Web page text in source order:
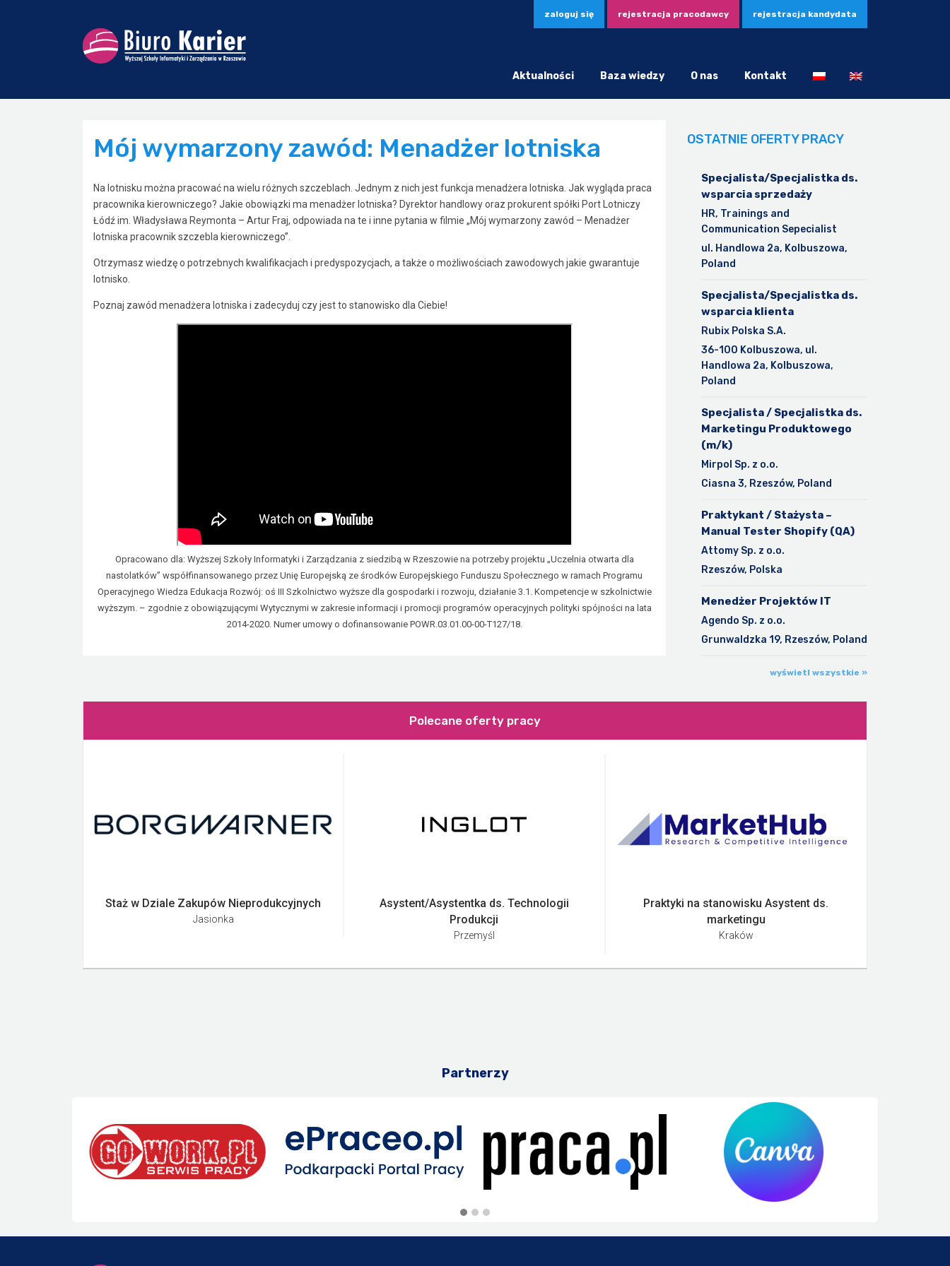
zaloguj się rejestracja pracodawcy rejestracja kandydata
Aktualności Baza wiedzy O nas Kontakt
Mój wymarzony zawód: Menadżer lotniska
Na lotnisku można pracować na wielu różnych szczeblach. Jednym z nich jest funkcja menadżera lotniska. Jak wygląda praca
pracownika kierowniczego? Jakie obowiązki ma menadżer lotniska? Dyrektor handlowy oraz prokurent spółki Port Lotniczy
Łódź im. Władysława Reymonta – Artur Fraj, odpowiada na te i inne pytania w filmie „Mój wymarzony zawód – Menadżer
lotniska pracownik szczebla kierowniczego”.
Otrzymasz wiedzę o potrzebnych kwalifikacjach i predyspozycjach, a także o możliwościach zawodowych jakie gwarantuje
lotnisko.
Poznaj zawód menadżera lotniska i zadecyduj czy jest to stanowisko dla Ciebie!
Opracowano dla: Wyższej Szkoły Informatyki i Zarządzania z siedzibą w Rzeszowie na potrzeby projektu „Uczelnia otwarta dla
nastolatków” współfinansowanego przez Unię Europejską ze środków Europejskiego Funduszu Społecznego w ramach Programu
Operacyjnego Wiedza Edukacja Rozwój: oś III Szkolnictwo wyższe dla gospodarki i rozwoju, działanie 3.1. Kompetencje w szkolnictwie
wyższym. – zgodnie z obowiązującymi Wytycznymi w zakresie informacji i promocji programów operacyjnych polityki spójności na lata
2014-2020. Numer umowy o dofinansowanie POWR.03.01.00-00-T127/18.
OSTATNIE OFERTY PRACY
Specjalista/Specjalistka ds.
wsparcia sprzedaży
HR, Trainings and
Communication Sepecialist
ul. Handlowa 2a, Kolbuszowa,
Poland
Specjalista/Specjalistka ds.
wsparcia klienta
Rubix Polska S.A.
36-100 Kolbuszowa, ul.
Handlowa 2a, Kolbuszowa,
Poland
Specjalista / Specjalistka ds.
Marketingu Produktowego
(m/k)
Mirpol Sp. z o.o.
Ciasna 3, Rzeszów, Poland
Praktykant / Stażysta –
Manual Tester Shopify (QA)
Attomy Sp. z o.o.
Rzeszów, Polska
Menedżer Projektów IT
Agendo Sp. z o.o.
Grunwaldzka 19, Rzeszów, Poland
wyświetl wszystkie »
Polecane oferty pracy
Staż w Dziale Zakupów Nieprodukcyjnych
Jasionka
Asystent/Asystentka ds. Technologii
Produkcji
Przemyśl
Praktyki na stanowisku Asystent ds.
marketingu
Kraków
Partnerzy